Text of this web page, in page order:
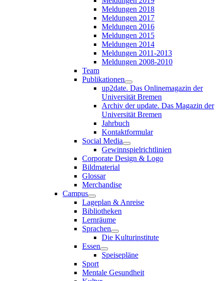
Meldungen 2018
Meldungen 2017
Meldungen 2016
Meldungen 2015
Meldungen 2014
Meldungen 2011-2013
Meldungen 2008-2010
Team
Publikationen
up2date. Das Onlinemagazin der
Universität Bremen
Archiv der update. Das Magazin der
Universität Bremen
Jahrbuch
Kontaktformular
Social Media
Gewinnspielrichtlinien
Corporate Design & Logo
Bildmaterial
Glossar
Merchandise
Campus
Lageplan & Anreise
Bibliotheken
Lernräume
Sprachen
Die Kulturinstitute
Essen
Speisepläne
Sport
Mentale Gesundheit